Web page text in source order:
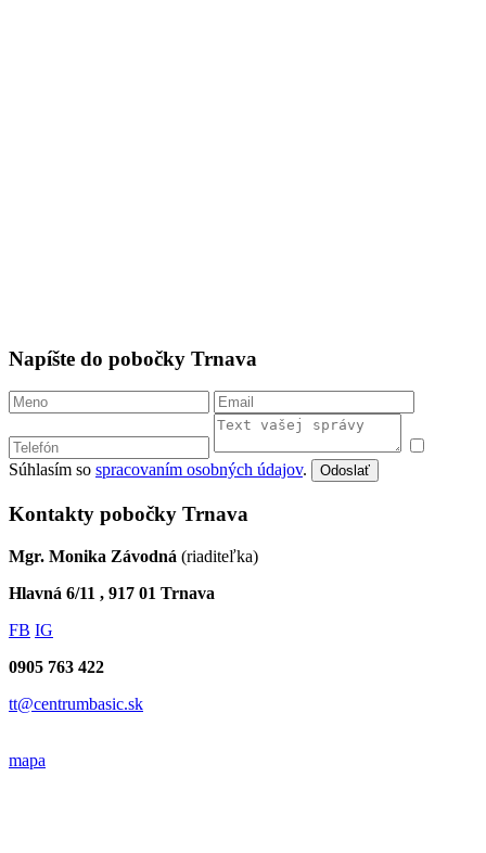
Napíšte do pobočky Trnava
Súhlasím so spracovaním osobných údajov. Odoslať
Kontakty pobočky Trnava
Mgr. Monika Závodná (riaditeľka)
Hlavná 6/11 , 917 01 Trnava
FB IG
0905 763 422
tt@centrumbasic.sk
mapa